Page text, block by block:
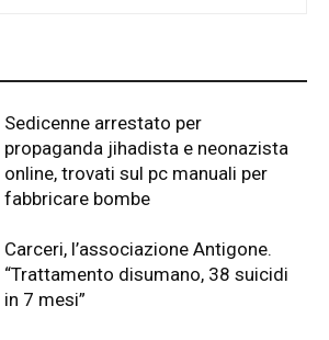
Sedicenne arrestato per
propaganda jihadista e neonazista
online, trovati sul pc manuali per
fabbricare bombe
Carceri, l’associazione Antigone.
“Trattamento disumano, 38 suicidi
in 7 mesi”